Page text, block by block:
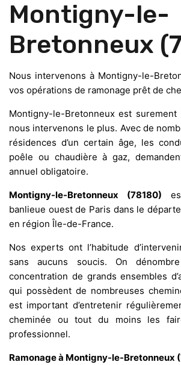
Montigny-le-
Bretonneux
Nous intervenons à Montigny-le-
vos opérations de ramonage prêt de
Montigny-le-Bretonneux est surement
nous intervenons le plus. Avec de
résidences d’un certain âge, les
poêle ou chaudière à gaz,
annuel obligatoire.
Montigny-le-Bretonneux (78180)
banlieue ouest de Paris dans le
en région Île-de-France.
Nos experts ont l’habitude
sans aucuns soucis. On
concentration de grands ensembles
qui possèdent de nombreuses
est important d’entretenir
cheminée ou tout du moins les
professionnel.
Ramonage à Montigny-le-Bretonneux